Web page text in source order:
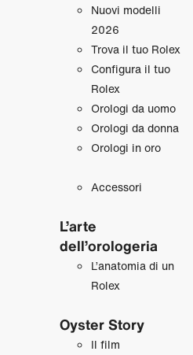
Nuovi modelli
2026
Trova il tuo Rolex
Configura il tuo
Rolex
Orologi da uomo
Orologi da donna
Orologi in oro
Accessori
L’arte
dell’orologeria
L’anatomia di un
Rolex
Oyster Story
Il film